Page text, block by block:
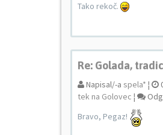
Tako rekoč.
Re: Golada,
Napisal/-a spela* ¦
tek na Golovec ¦
Bravo, Pegaz!